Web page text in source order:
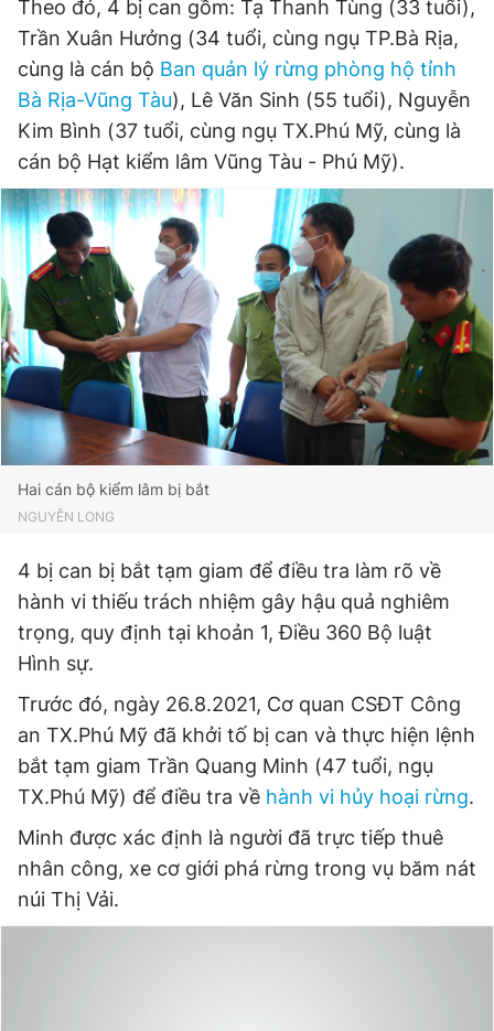
Giấy phép xuất bản số 110/GP - BTTTT cấp ngày 24.3.2020
© 2003-2026 Bản quyền thuộc về Báo Thanh Niên. Cấm sao
chép dưới mọi hình thức nếu không có sự chấp thuận bằng văn
bản. Phát triển bởi ePi Technologies, JSC.
Theo đó, 4 bị can gồm: Tạ Thanh Tùng (33 tuổi),
Trần Xuân Hưởng (34 tuổi, cùng ngụ TP.Bà Rịa,
cùng là cán bộ Ban quản lý rừng phòng hộ tỉnh
Bà Rịa-Vũng Tàu), Lê Văn Sinh (55 tuổi), Nguyễn
Kim Bình (37 tuổi, cùng ngụ TX.Phú Mỹ, cùng là
cán bộ Hạt kiểm lâm Vũng Tàu - Phú Mỹ).
Hai cán bộ kiểm lâm bị bắt
NGUYỄN LONG
4 bị can bị bắt tạm giam để điều tra làm rõ về
hành vi thiếu trách nhiệm gây hậu quả nghiêm
trọng, quy định tại khoản 1, Điều 360 Bộ luật
Hình sự.
Trước đó, ngày 26.8.2021, Cơ quan CSĐT Công
an TX.Phú Mỹ đã khởi tố bị can và thực hiện lệnh
bắt tạm giam Trần Quang Minh (47 tuổi, ngụ
TX.Phú Mỹ) để điều tra về hành vi hủy hoại rừng.
Minh được xác định là người đã trực tiếp thuê
nhân công, xe cơ giới phá rừng trong vụ băm nát
núi Thị Vải.